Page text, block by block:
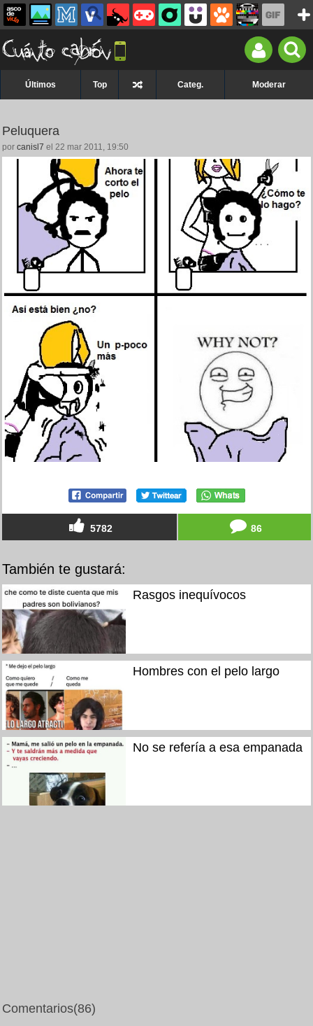
Últimos Top Categ. Moderar
Peluquera
por canisl7 el 22 mar 2011, 19:50
5782 86
También te gustará:
Rasgos inequívocos
Hombres con el pelo largo
No se refería a esa empanada
Comentarios(86)